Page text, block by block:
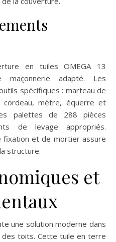
en tuiles OMEGA 13
adapté. Les
spécifiques : marteau de
cordeau, mètre, équerre et
palettes de 288 pièces
de levage appropriés.
fixation et de mortier assure
structure.
et
une solution moderne dans
toits. Cette tuile en terre